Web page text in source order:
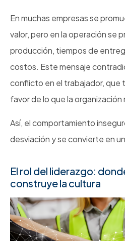
En muchas empresas se
valor, pero en la operación se
producción, tiempos de
costos. Este mensaje
conflicto en el trabajador, que
favor de lo que la
Así, el comportamiento
desviación y se convierte en
El rol del liderazgo:
construye la cultura